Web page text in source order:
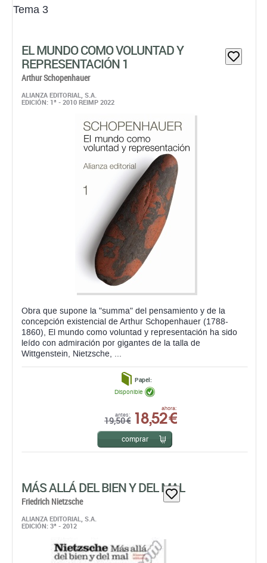
Tema 3
EL MUNDO COMO VOLUNTAD Y
REPRESENTACIÓN 1
Arthur Schopenhauer
ALIANZA EDITORIAL, S.A.
EDICIÓN: 1ª - 2010 REIMP 2022
Obra que supone la "summa" del pensamiento y de la
concepción existencial de Arthur Schopenhauer (1788-
1860), El mundo como voluntad y representación ha sido
leído con admiración por gigantes de la talla de
Wittgenstein, Nietzsche, ...
Papel:
antes:
19,50 €
ahora:
18,52 €
Disponible
comprar
MÁS ALLÁ DEL BIEN Y DEL MAL
Friedrich Nietzsche
ALIANZA EDITORIAL, S.A.
EDICIÓN: 3ª - 2012